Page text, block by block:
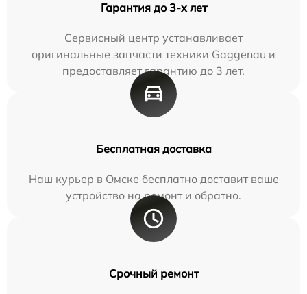
Гарантия до 3-х лет
Сервисный центр устанавливает
оригинальные запчасти техники Gaggenau и
предоставляет гарантию до 3 лет.
Бесплатная доставка
Наш курьер в Омске бесплатно доставит ваше
устройство на ремонт и обратно.
Срочный ремонт